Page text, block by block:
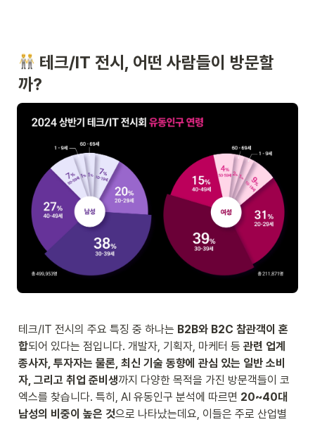
테크/IT 전시, 어떤 사람들이 방문할
까?
테크/IT 전시의 주요 특징 중 하나는 B2B와 B2C 참관객이 혼
합되어 있다는 점입니다. 개발자, 기획자, 마케터 등 관련 업계
종사자, 투자자는 물론, 최신 기술 동향에 관심 있는 일반 소비
자, 그리고 취업 준비생까지 다양한 목적을 가진 방문객들이 코
엑스를 찾습니다. 특히, AI 유동인구 분석에 따르면 20~40대
남성의 비중이 높은 것으로 나타났는데요, 이들은 주로 산업별